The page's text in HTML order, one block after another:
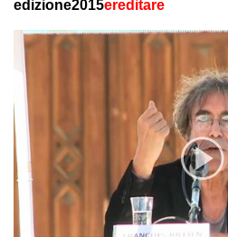
edizione2015ereditare